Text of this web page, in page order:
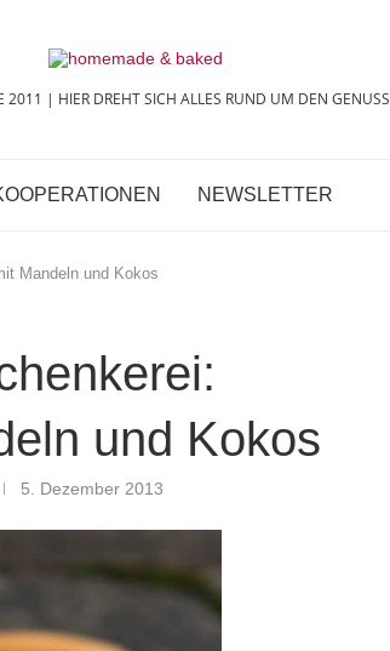
2011 | HIER DREHT SICH ALLES RUND UM DEN GENUSS
NEWSLETTER
Mandeln und Kokos
und Kokos
5. Dezember 2013